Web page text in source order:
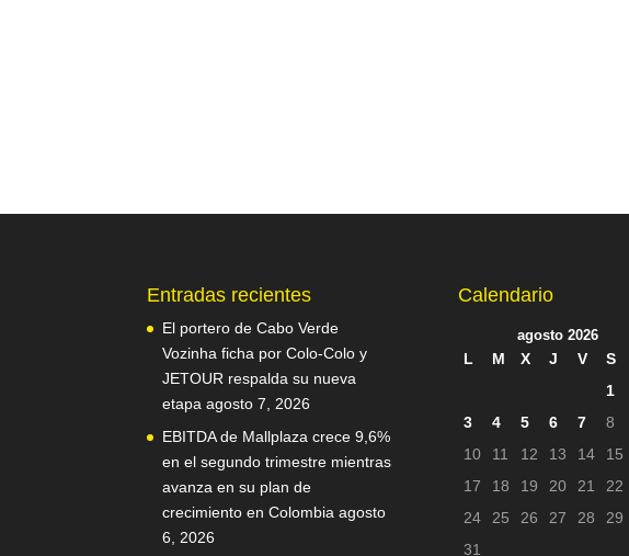
Entradas recientes
El portero de Cabo Verde
Vozinha ficha por Colo-Colo y
JETOUR respalda su nueva
etapa agosto 7, 2026
EBITDA de Mallplaza crece 9,6%
en el segundo trimestre mientras
avanza en su plan de
crecimiento en Colombia agosto
6, 2026
Calendario
agosto 2026
L M X J V S
1
3
4 5 6 7 8
10
11 12 13 14 15
17
18 19 20 21 22
24
25 26 27 28 29
31